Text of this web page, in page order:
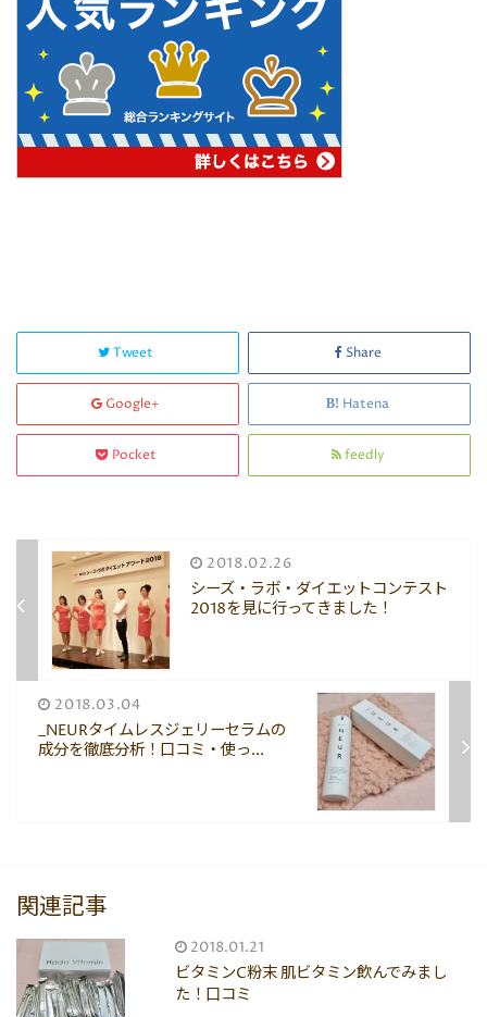
Tweet Share
Google+ Hatena
Pocket feedly
2018.02.26
シーズ・ラボ・ダイエットコンテスト
2018を見に行ってきました！
2018.03.04
_NEURタイムレスジェリーセラムの
成分を徹底分析！口コミ・使っ...
関連記事
2018.01.21
ビタミンC粉末 肌ビタミン飲んでみまし
た！口コミ